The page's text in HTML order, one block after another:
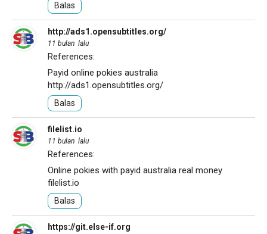
Balas
http://ads1.opensubtitles.org/
11 bulan lalu
References:
Payid online pokies australia
http://ads1.opensubtitles.org/
Balas
filelist.io
11 bulan lalu
References:
Online pokies with payid australia real money
filelist.io
Balas
https://git.else-if.org